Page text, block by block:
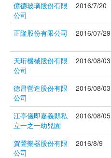
億德玻璃股份有限
公司
2016/7/20
正隆股份有限公司
2016/07/29
天珩機械股份有限
公司
2016/08/03
德昌營造股份有限
公司
2016/08/03
江亭儀即嘉義縣私
立一之一幼兒園
2016/08/05
賀聲樂器股份有限
公司
2016/8/9